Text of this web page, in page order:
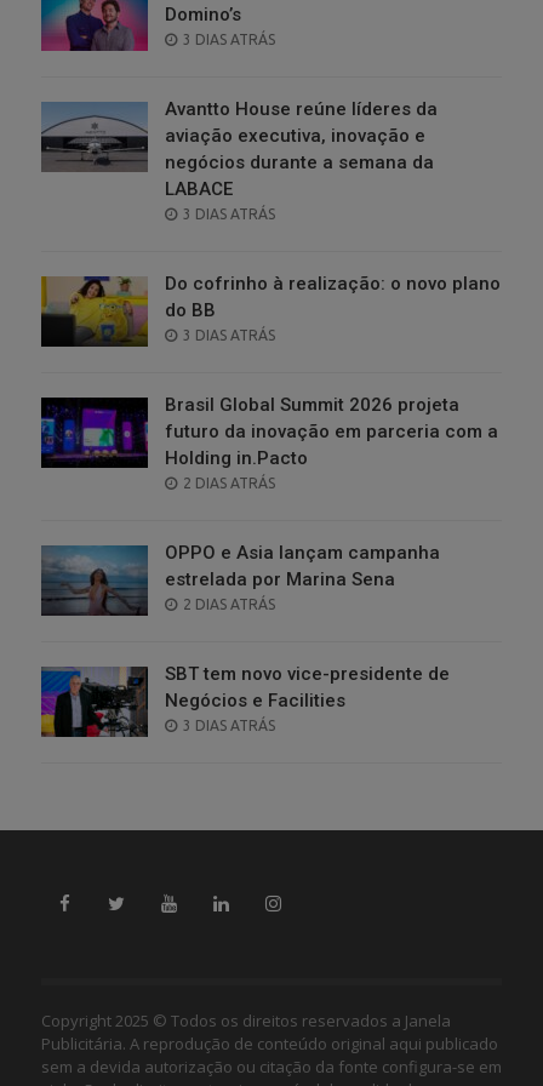
Domino’s
POSTED
3 DIAS ATRÁS
Avantto House reúne líderes da
aviação executiva, inovação e
negócios durante a semana da
LABACE
POSTED
3 DIAS ATRÁS
Do cofrinho à realização: o novo plano
do BB
POSTED
3 DIAS ATRÁS
Brasil Global Summit 2026 projeta
futuro da inovação em parceria com a
Holding in.Pacto
POSTED
2 DIAS ATRÁS
OPPO e Asia lançam campanha
estrelada por Marina Sena
POSTED
2 DIAS ATRÁS
SBT tem novo vice-presidente de
Negócios e Facilities
POSTED
3 DIAS ATRÁS
Copyright 2025 © Todos os direitos reservados a Janela
Publicitária. A reprodução de conteúdo original aqui publicado
sem a devida autorização ou citação da fonte configura-se em